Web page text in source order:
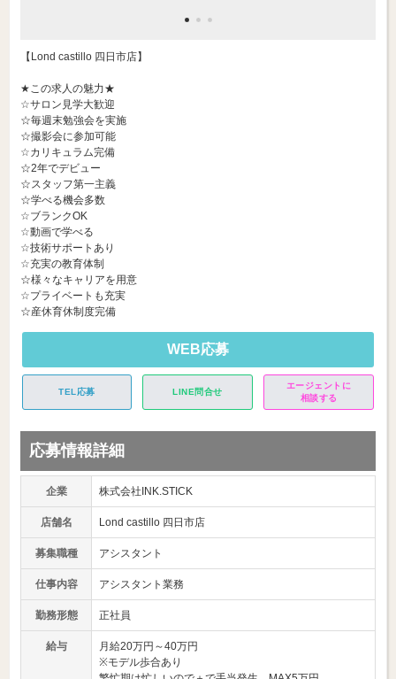
【Lond castillo 四日市店】
★この求人の魅力★
☆サロン見学大歓迎
☆毎週末勉強会を実施
☆撮影会に参加可能
☆カリキュラム完備
☆2年でデビュー
☆スタッフ第一主義
☆学べる機会多数
☆ブランクOK
☆動画で学べる
☆技術サポートあり
☆充実の教育体制
☆様々なキャリアを用意
☆プライベートも充実
☆産休育休制度完備
WEB応募
TEL応募 LINE問合せ
エージェントに
相談する
応募情報詳細
企業 株式会社INK.STICK
店舗名 Lond castillo 四日市店
募集職種 アシスタント
仕事内容 アシスタント業務
勤務形態 正社員
給与
月給20万円～40万円
※モデル歩合あり